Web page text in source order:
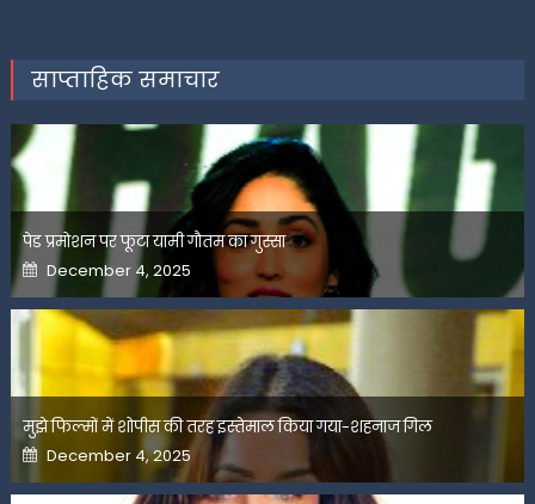
साप्ताहिक समाचार
पेड प्रमोशन पर फूटा यामी गौतम का गुस्सा
Posted
on
December 4, 2025
मुझे फिल्मों में शोपीस की तरह इस्तेमाल किया गया-शहनाज गिल
Posted
on
December 4, 2025